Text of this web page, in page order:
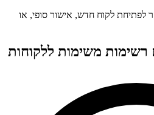
לפתיחת לקוח חדש, אישור סופי, או
משימות ללקוחות